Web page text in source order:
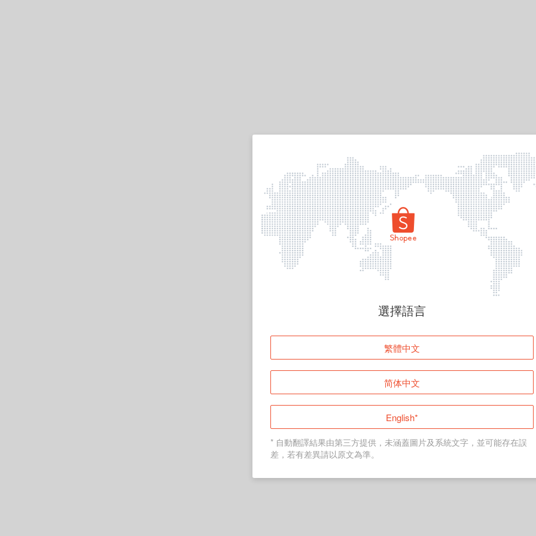
頁面無法顯示
登入
返回首頁
選擇語言
繁體中文
简体中文
English*
* 自動翻譯結果由第三方提供，未涵蓋圖片及系統文字，並可能存在誤
差，若有差異請以原文為準。